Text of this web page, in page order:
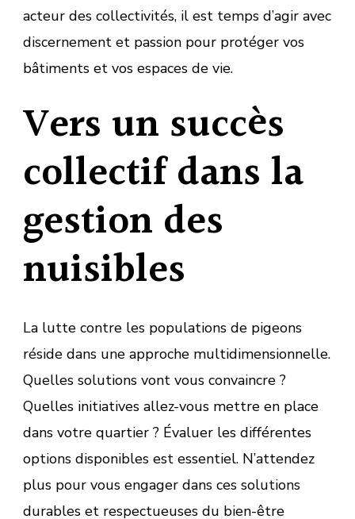
acteur des collectivités, il est temps d’agir avec
discernement et passion pour protéger vos
bâtiments et vos espaces de vie.
Vers un succès
collectif dans la
gestion des
nuisibles
La lutte contre les populations de pigeons
réside dans une approche multidimensionnelle.
Quelles solutions vont vous convaincre ?
Quelles initiatives allez-vous mettre en place
dans votre quartier ? Évaluer les différentes
options disponibles est essentiel. N’attendez
plus pour vous engager dans ces solutions
durables et respectueuses du bien-être